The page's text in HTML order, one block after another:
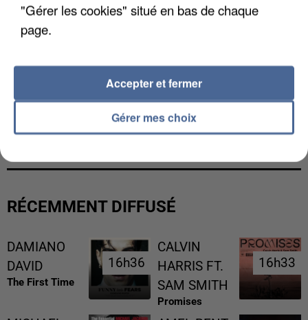
LES DONNÉES DE 300 000 CLIENTS DÉROBÉES À
INTERMARCHÉ APRÈS UNE...
RÉCEMMENT DIFFUSÉ
DAMIANO
DAVID
The First Time
16h36
16h36
CALVIN
HARRIS FT.
SAM SMITH
Promises
16h33
16h33
"Gérer les cookies" situé en bas de chaque
page.
Gérer mes choix
Accepter et fermer